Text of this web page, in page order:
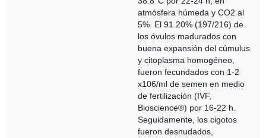
atmósfera húmeda y CO2 al
5%. El 91.20% (197/216) de
los óvulos madurados con
buena expansión del cúmulus
y citoplasma homogéneo,
fueron fecundados con 1-2
x106/ml de semen en medio
de fertilización (IVF,
Bioscience®) por 16-22 h.
Seguidamente, los cigotos
fueron desnudados,